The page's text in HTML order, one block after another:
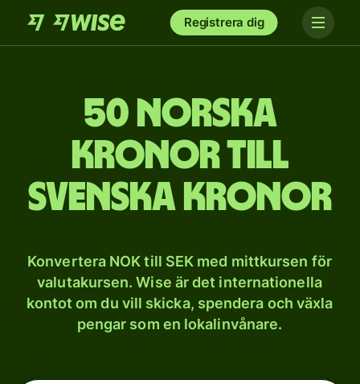
Registrera dig
50 norska
kronor till
svenska kronor
Konvertera NOK till SEK med mittkursen för
valutakursen. Wise är det internationella
kontot om du vill skicka, spendera och växla
pengar som en lokalinvånare.